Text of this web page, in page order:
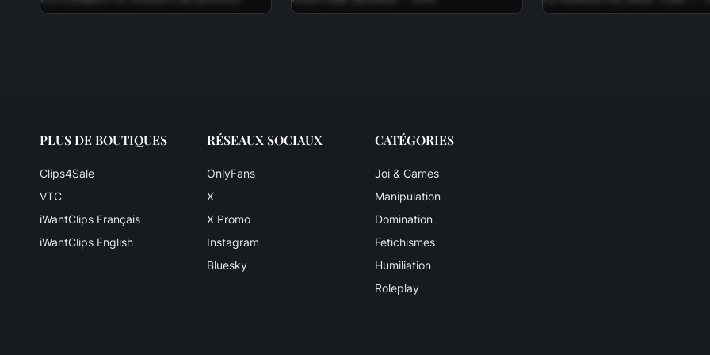
PLUS DE BOUTIQUES
Clips4Sale
VTC
iWantClips Français
iWantClips English
RÉSEAUX SOCIAUX
OnlyFans
X
X Promo
Instagram
Bluesky
CATÉGORIES
Joi & Games
Manipulation
Domination
Fetichismes
Humiliation
Roleplay